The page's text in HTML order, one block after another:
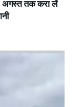
अगस्त तक करा लें